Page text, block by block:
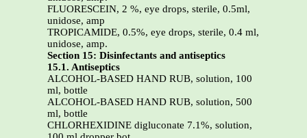
FLUORESCEIN, 2 %, eye drops, sterile, 0.5ml,
unidose, amp
TROPICAMIDE, 0.5%, eye drops, sterile, 0.4 ml,
unidose, amp.
Section 15: Disinfectants and antiseptics
15.1. Antiseptics
ALCOHOL-BASED HAND RUB, solution, 100
ml, bottle
ALCOHOL-BASED HAND RUB, solution, 500
ml, bottle
CHLORHEXIDINE digluconate 7.1%, solution,